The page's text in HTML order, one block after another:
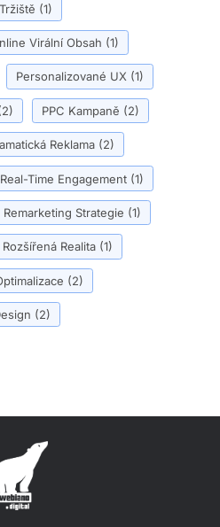
(1)
Virální Obsah (1)
Personalizované UX (1)
PPC Kampaně (2)
Reklama (2)
Real-Time Engagement (1)
Remarketing Strategie (1)
Rozšířená Realita (1)
(2)
(2)